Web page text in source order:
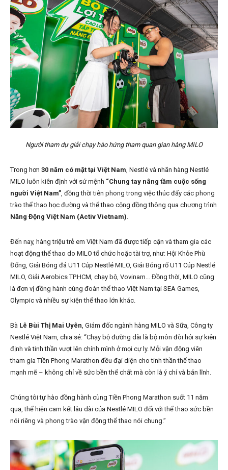
Người tham dự giải chạy hào hứng tham quan gian hàng MILO
Trong hơn 30 năm có mặt tại Việt Nam, Nestlé và nhãn hàng Nestlé
MILO luôn kiên định với sứ mệnh “Chung tay nâng tầm cuộc sống
người Việt Nam”, đồng thời tiên phong trong việc thúc đẩy các phong
trào thể thao học đường và thể thao cộng đồng thông qua chương trình
Năng Động Việt Nam (Activ Vietnam).
Đến nay, hàng triệu trẻ em Việt Nam đã được tiếp cận và tham gia các
hoạt động thể thao do MILO tổ chức hoặc tài trợ, như: Hội Khỏe Phù
Đổng, Giải Bóng đá U11 Cúp Nestlé MILO, Giải Bóng rổ U11 Cúp Nestlé
MILO, Giải Aerobics TP.HCM, chạy bộ, Vovinam… Đồng thời, MILO cũng
là đơn vị đồng hành cùng đoàn thể thao Việt Nam tại SEA Games,
Olympic và nhiều sự kiện thể thao lớn khác.
Bà Lê Bùi Thị Mai Uyên, Giám đốc ngành hàng MILO và Sữa, Công ty
Nestlé Việt Nam, chia sẻ: “Chạy bộ đường dài là bộ môn đòi hỏi sự kiên
định và tinh thần vượt lên chính mình ở mọi cự ly. Mỗi vận động viên
tham gia Tiền Phong Marathon đều đại diện cho tinh thần thể thao
mạnh mẽ – không chỉ về sức bền thể chất mà còn là ý chí và bản lĩnh.
Chúng tôi tự hào đồng hành cùng Tiền Phong Marathon suốt 11 năm
qua, thể hiện cam kết lâu dài của Nestlé MILO đối với thể thao sức bền
nói riêng và phong trào vận động thể thao nói chung.”